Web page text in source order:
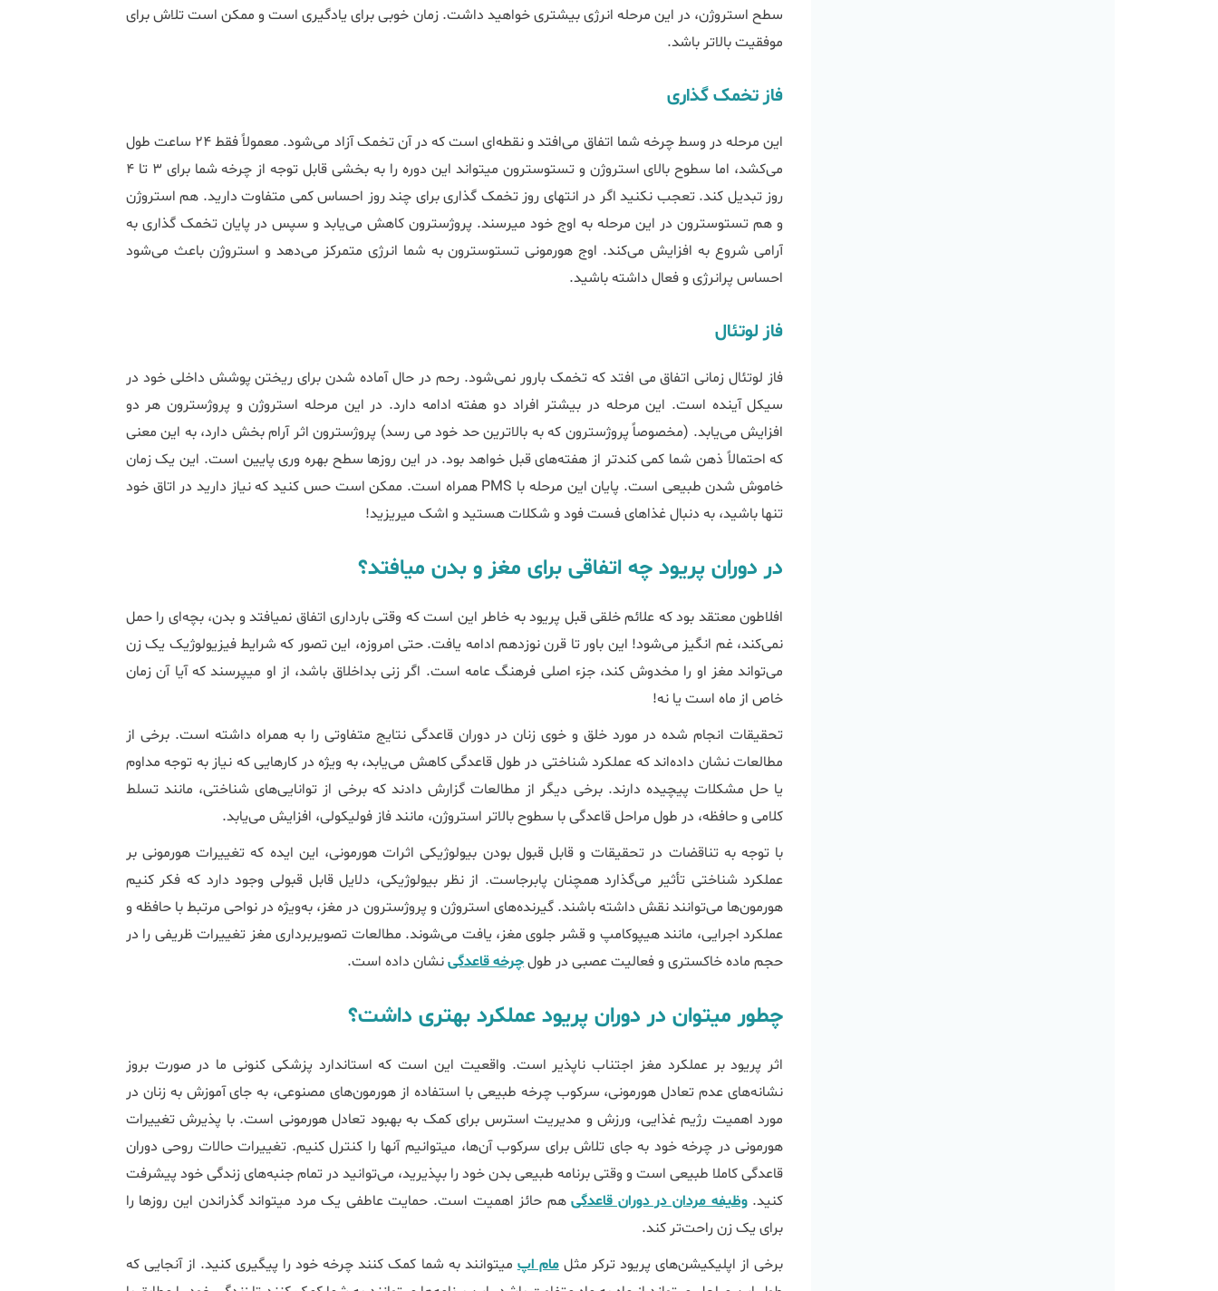
سطح استروژن، در این مرحله انرژی بیش‎تری خواهید داشت. زمان خوبی برای یادگیری است و ممکن است تلاش برای
موفقیت بالاتر باشد.
فاز تخمک گذاری
این مرحله در وسط چرخه شما اتفاق می‎‌افتد و نقطه‌‎ای است که در آن تخمک آزاد می‌‎شود. معمولاً فقط ۲۴ ساعت طول
می‎‌کشد، اما سطوح بالای استروژن و تستوسترون می‎تواند این دوره را به بخشی قابل توجه از چرخه شما برای ۳ تا ۴
روز تبدیل کند. تعجب نکنید اگر در انتهای روز تخمک ‏گذاری برای چند روز احساس کمی متفاوت دارید. هم استروژن
و هم تستوسترون در این مرحله به اوج خود می‎رسند. پروژسترون کاهش می‌‎یابد و سپس در پایان تخمک گذاری به
آرامی شروع به افزایش می‎‎‌کند. اوج هورمونی تستوسترون به شما انرژی متمرکز می‌‏دهد و استروژن باعث می‎‌شود
احساس پرانرژی و فعال داشته باشید.
فاز لوتئال
فاز لوتئال زمانی اتفاق می افتد که تخمک بارور نمی‌‎شود. رحم در حال آماده شدن برای ریختن پوشش داخلی خود در
سیکل آینده است. این مرحله در بیشتر افراد دو هفته ادامه دارد. در این مرحله استروژن و پروژسترون هر دو
افزایش می‌‏یابد. (مخصوصاً پروژسترون که به بالاترین حد خود می رسد) پروژسترون اثر آرام بخش دارد، به این معنی
که احتمالاً ذهن شما کمی کندتر از هفته‎‌های قبل خواهد بود. در این روزها سطح بهره وری پایین است. این یک زمان
خاموش شدن طبیعی است. پایان این مرحله با PMS همراه است. ممکن است حس کنید که نیاز دارید در اتاق خود
تنها باشید، به دنبال غذاهای فست فود و شکلات هستید و اشک می‏ریزید!
در دوران پریود چه اتفاقی برای مغز و بدن می‎افتد؟
افلاطون معتقد بود که علائم خلقی قبل پریود به خاطر این است که وقتی بارداری اتفاق نمی‎افتد و بدن، بچه‎‌ای را حمل
نمی‎‌کند، غم انگیز می‎‌شود! این باور تا قرن نوزدهم ادامه یافت. حتی امروزه، این تصور که شرایط فیزیولوژیک یک زن
می‌تواند مغز او را مخدوش کند، جزء اصلی فرهنگ عامه است. اگر زنی بداخلاق باشد، از او می‎پرسند که آیا آن زمان
خاص از ماه است یا نه!
تحقیقات انجام شده در مورد ﺧﻠﻖ و ﺧﻮی زﻧﺎن در دوران ﻗﺎﻋﺪگی نتایج متفاوتی را به همراه داشته است. برخی از
مطالعات نشان داده‌‎اند که عملکرد شناختی در طول قاعدگی کاهش می‎‌یابد، به ویژه در کارهایی که نیاز به توجه مداوم
یا حل مشکلات پیچیده دارند. برخی دیگر از مطالعات گزارش دادند که برخی از توانایی‌های شناختی، مانند تسلط
کلامی و حافظه، در طول مراحل قاعدگی با سطوح بالاتر استروژن، مانند فاز فولیکولی، افزایش می‌یابد.
با توجه به تناقضات در تحقیقات و قابل قبول بودن بیولوژیکی اثرات هورمونی، این ایده که تغییرات هورمونی بر
عملکرد شناختی تأثیر می‌گذارد همچنان پابرجاست. از نظر بیولوژیکی، دلایل قابل قبولی وجود دارد که فکر کنیم
هورمون‌ها می‌توانند نقش داشته باشند. گیرنده‌های استروژن و پروژسترون در مغز، به‌ویژه در نواحی مرتبط با حافظه و
عملکرد اجرایی، مانند هیپوکامپ و قشر جلوی مغز، یافت می‌شوند. مطالعات تصویربرداری مغز تغییرات ظریفی را در
حجم ماده خاکستری و فعالیت عصبی در طولچرخه قاعدگینشان داده است.
چطور می‎توان در دوران پریود عملکرد بهتری داشت؟
اثر پریود بر عملکرد مغز اجتناب ناپذیر است. واقعیت این است که استاندارد پزشکی کنونی ما در صورت بروز
نشانه‎‌های عدم تعادل هورمونی، سرکوب چرخه طبیعی با استفاده از هورمون‌های مصنوعی، به جای آموزش به زنان در
مورد اهمیت رژیم غذایی، ورزش و مدیریت استرس برای کمک به بهبود تعادل هورمونی است. با پذیرش تغییرات
هورمونی در چرخه خود به جای تلاش برای سرکوب آن‌ها، می‎توانیم آن‎ها را کنترل کنیم. تغییرات ﺣﺎﻻت روحی دوران
ﻗﺎﻋﺪگی کاملا طبیعی است و وقتی برنامه طبیعی بدن خود را بپذیرید، می‌توانید در تمام جنبه‌های زندگی خود پیشرفت
کنید.وﻇﯿﻔﻪ ﻣﺮدان در دوران ﻗﺎﻋﺪگی
هم حائز اهمیت است. حمایت عاطفی یک مرد می‎تواند گذراندن این روز‌ها را
برای یک زن راحت‌تر کند.
برخی از اپلیکیشن‎‌های پریود ترکر مثل
مام اپ
می‎توانند به شما کمک کنند چرخه خود را پیگیری کنید. از آنجایی که